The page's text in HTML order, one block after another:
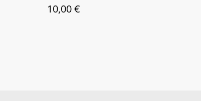
10,00 €